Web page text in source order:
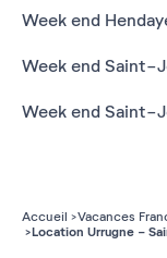
Week end
Week end Saint-
Week end Saint-
Accueil Vacances
Location Urrugne -